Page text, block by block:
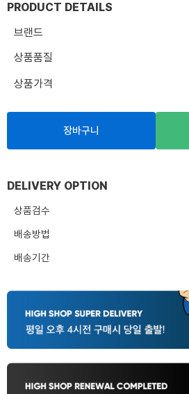
PRODUCT DETAILS
브랜드
상품품질
상품가격
장바구니
DELIVERY OPTION
상품검수
배송방법
배송기간